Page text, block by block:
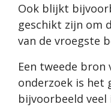
Ook blijkt
geschikt zijn om
van de vroegste
Een tweede
onderzoek is het
bijvoorbeeld